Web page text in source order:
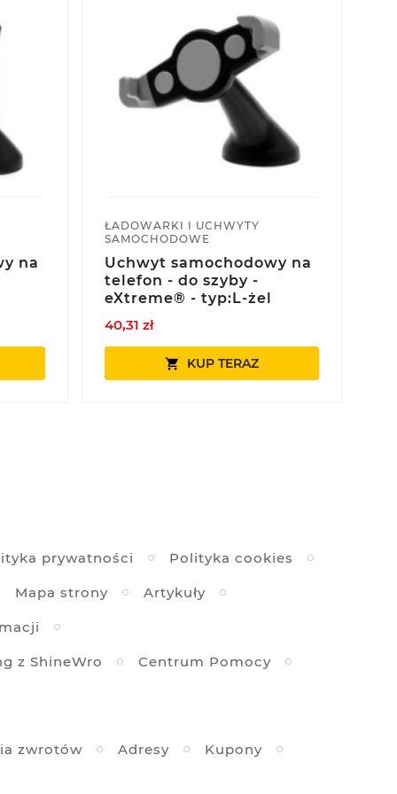
na
ŁADOWARKI I UCHWYTY
SAMOCHODOWE
Uchwyt samochodowy na
telefon - do szyby -
eXtreme® - typ:L-żel
40,31 zł
 KUP TERAZ
prywatności Polityka cookies
Mapa strony Artykuły
z ShineWro Centrum Pomocy
zwrotów Adresy Kupony